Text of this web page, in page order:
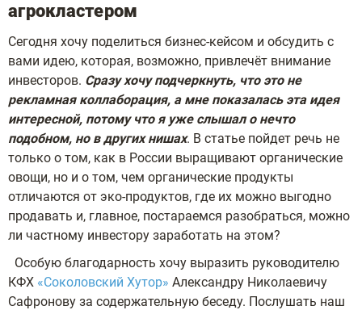
агрокластером
Сегодня хочу поделиться бизнес-кейсом и обсудить с
вами идею, которая, возможно, привлечёт внимание
инвесторов. Сразу хочу подчеркнуть, что это не
рекламная коллаборация, а мне показалась эта идея
интересной, потому что я уже слышал о нечто
подобном, но в других нишах. В статье пойдет речь не
только о том, как в России выращивают органические
овощи, но и о том, чем органические продукты
отличаются от эко-продуктов, где их можно выгодно
продавать и, главное, постараемся разобраться, можно
ли частному инвестору заработать на этом?
Особую благодарность хочу выразить руководителю
КФХ «Соколовский Хутор» Александру Николаевичу
Сафронову за содержательную беседу. Послушать наш